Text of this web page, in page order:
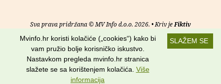
Sva prava pridržana © MV Info d.o.o. 2026. • Kriv jeFiktiv
Uvjeti korištenja RSS kanali
Potraži nas na:
SLAŽEM SE
Mvinfo.hr koristi kolačiće („cookies“) kako bi
vam pružio bolje korisničko iskustvo.
Nastavkom pregleda mvinfo.hr stranica
slažete se sa korištenjem kolačića. Više
informacija